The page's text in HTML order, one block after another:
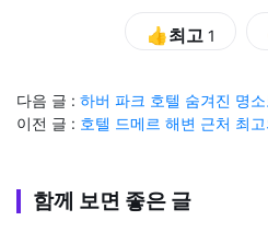
👍최고 1
다음 글 : 하버 파크 호텔 숨겨진 명
이전 글 : 호텔 드메르 해변 근처 최
함께 보면 좋은 글